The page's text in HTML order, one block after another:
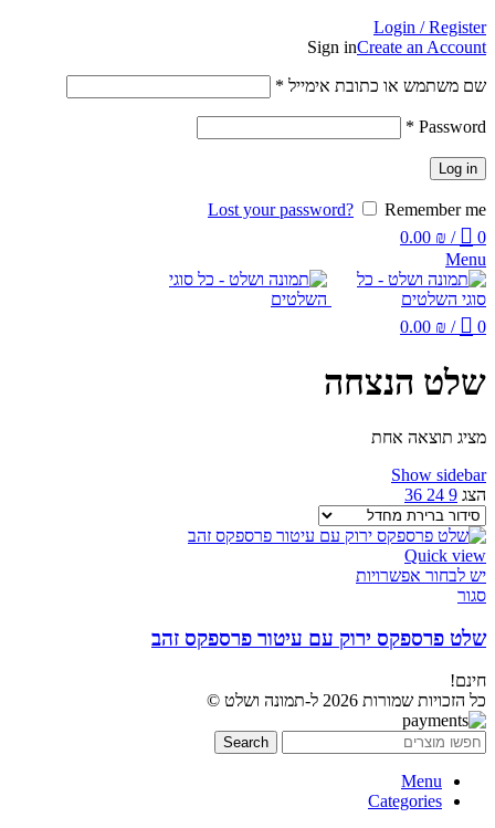
Login / Register
Sign inCreate an Account
שם משתמש או כתובת אימייל *
Password
*
Log in
Lost your password?
Remember me
0
/
0.00 ₪
Menu
0
/
0.00 ₪
שלט הנצחה
מציג תוצאה אחת
Show sidebar
הצג 9
24
36
Quick view
יש לבחור אפשרויות
סגור
שלט פרספקס ירוק עם עיטור פרספקס זהב
חינם!
כל הזכויות שמורות 2026 ל-תמונה ושלט ©
Search
Menu
Categories